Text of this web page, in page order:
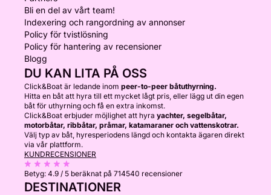
Bli en del av vårt team!
Indexering och rangordning av annonser
Policy för tvistlösning
Policy för hantering av recensioner
Blogg
DU KAN LITA PÅ OSS
Click&Boat är ledande inom peer-to-peer båtuthyrning.
Hitta en båt att hyra till ett mycket lågt pris, eller lägg ut din egen
båt för uthyrning och få en extra inkomst.
Click&Boat erbjuder möjlighet att hyra yachter, segelbåtar,
motorbåtar, ribbåtar, pråmar, katamaraner och vattenskotrar.
Välj typ av båt, hyresperiodens längd och kontakta ägaren direkt
via vår plattform.
KUNDRECENSIONER
Betyg: 4.9 / 5 beräknat på 714540 recensioner
DESTINATIONER